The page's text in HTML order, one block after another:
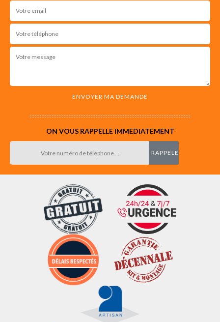
ON VOUS RAPPELLE IMMEDIATEMENT